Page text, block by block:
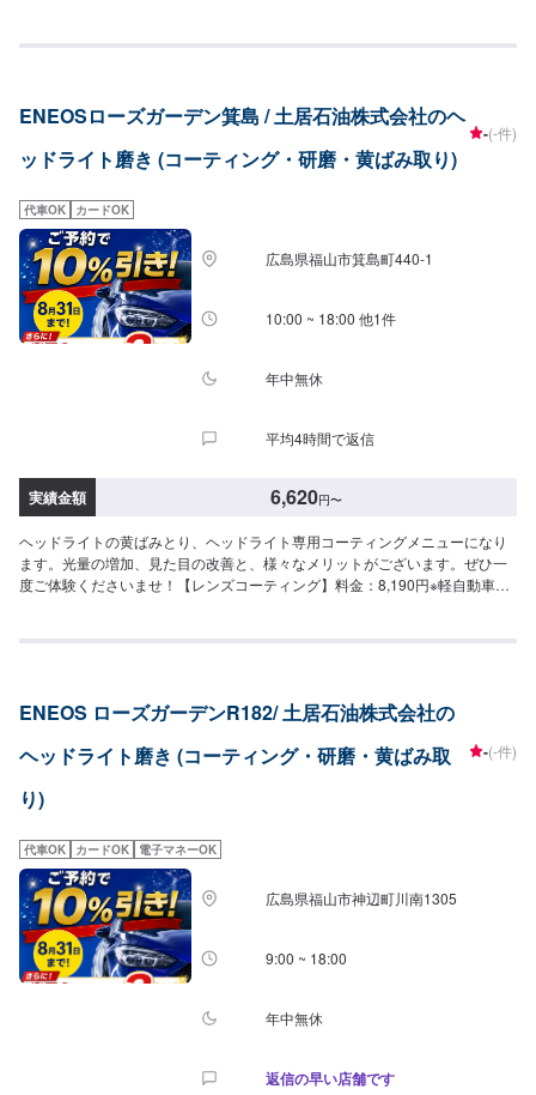
ENEOSローズガーデン箕島 / 土居石油株式会社のヘ
ッドライト磨き (コーティング・研磨・黄ばみ取り)
-(-件)
代車OK カードOK
広島県福山市箕島町440-1
10:00 ~ 18:00 他1件
年中無休
平均4時間で返信
実績金額 6,620円〜
ヘッドライトの黄ばみとり、ヘッドライト専用コーティングメニューになり
ます。光量の増加、見た目の改善と、様々なメリットがございます。ぜひ一
度ご体験くださいませ！【レンズコーティング】料金：8,190円※軽自動車は
プ料金：11,300円※軽自動車は9,770円
ENEOS ローズガーデンR182/ 土居石油株式会社の
ヘッドライト磨き (コーティング・研磨・黄ばみ取
り)
-(-件)
代車OK カードOK 電子マネーOK
広島県福山市神辺町川南1305
9:00 ~ 18:00
年中無休
返信の早い店舗です